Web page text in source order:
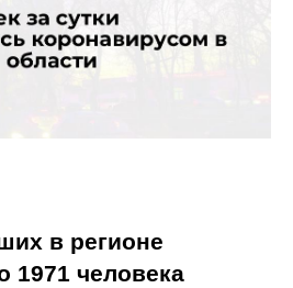
в регионе
1971 человека